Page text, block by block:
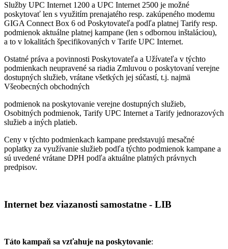
Služby UPC Internet 1200 a UPC Internet 2500 je možné
poskytovať len s využitím prenajatého resp. zakúpeného modemu
GIGA Connect Box 6 od Poskytovateľa podľa platnej Tarify resp.
podmienok aktuálne platnej kampane (len s odbornou inštaláciou),
a to v lokalitách špecifikovaných v Tarife UPC Internet.
Ostatné práva a povinnosti Poskytovateľa a Užívateľa v týchto
podmienkach neupravené sa riadia Zmluvou o poskytovaní verejne
dostupných služieb, vrátane všetkých jej súčastí, t.j. najmä
Všeobecných obchodných
podmienok na poskytovanie verejne dostupných služieb,
Osobitných podmienok, Tarify UPC Internet a Tarify jednorazových
služieb a iných platieb.
Ceny v týchto podmienkach kampane predstavujú mesačné
poplatky za využívanie služieb podľa týchto podmienok kampane a
sú uvedené vrátane DPH podľa aktuálne platných právnych
predpisov.
Internet bez viazanosti samostatne - LIB
Táto kampaň sa vzťahuje na poskytovanie: